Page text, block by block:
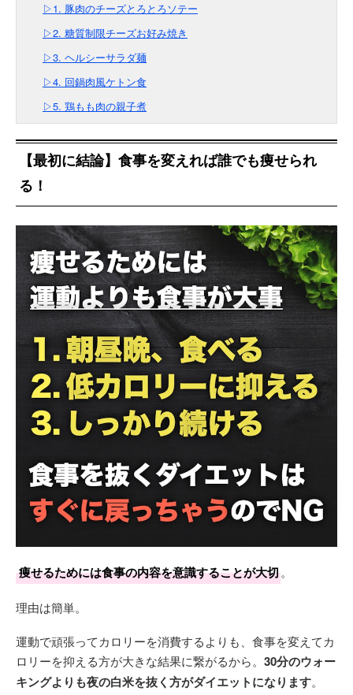
▷1. 豚肉のチーズとろとろソテー
▷2. 糖質制限チーズお好み焼き
▷3. ヘルシーサラダ麺
▷4. 回鍋肉風ケトン食
▷5. 鶏もも肉の親子煮
【最初に結論】食事を変えれば誰でも痩せられ
る！
痩せるためには食事の内容を意識することが大切。
理由は簡単。
運動で頑張ってカロリーを消費するよりも、食事を変えてカ
ロリーを抑える方が大きな結果に繋がるから。 30分のウォー
キングよりも夜の白米を抜く方がダイエットになります。